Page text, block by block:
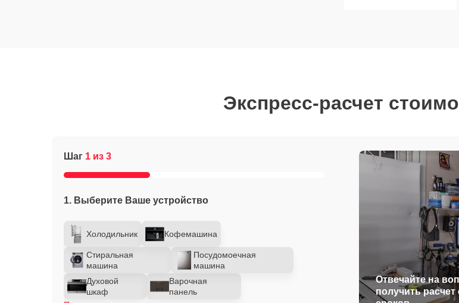
Экспресс-расчет
Шаг 1 из 3
1. Выберите Ваше устройство
Холодильник Кофемашина
Стиральная
машина
Посудомоечная
машина
Духовой
шкаф
Варочная
панель
Отвечайте на
получить расчет